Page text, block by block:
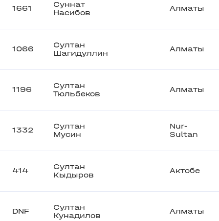
1661
Суннат
Насибов
Алматы
1066
Султан
Шагидуллин
Алматы
1196
Султан
Тюльбеков
Алматы
1332
Султан
Мусин
Nur-
Sultan
414
Султан
Кыдыров
Актобе
DNF
Султан
Кунадилов
Алматы